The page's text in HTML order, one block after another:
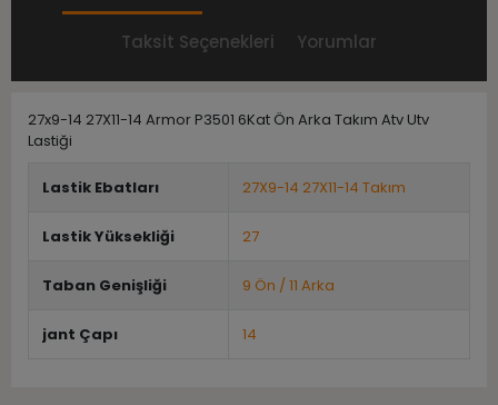
Taksit Seçenekleri Yorumlar
27x9-14 27X11-14 Armor P3501 6Kat Ön Arka Takım Atv Utv
Lastiği
Lastik Ebatları 27X9-14 27X11-14 Takım
Lastik Yüksekliği 27
Taban Genişliği 9 Ön / 11 Arka
jant Çapı 14